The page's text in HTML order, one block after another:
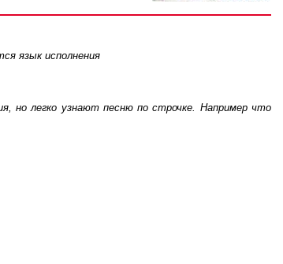
язык исполнения
но легко узнают песню по строчке. Например что